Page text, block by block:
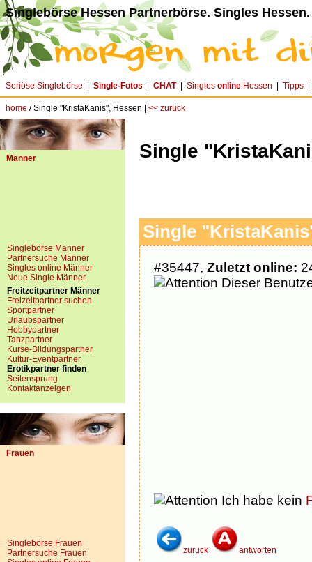
Singlebörse Hessen Partnerbörse. Singles Hessen.
Seriöse Singlebörse Single-Fotos CHAT| Singles online Hessen Tipps
home / Single "KristaKanis", Hessen | << zurück
Männer
Singlebörse Männer
Partnersuche Männer
Singles online Männer
Neue Single Männer
Freitzeitpartner Männer
Freizeitpartner suchen
Sportpartner
Urlaubspartner
Hobbypartner
Tanzpartner
Kurse-Bildungspartner
Kultur-Eventpartner
Erotikpartner finden
Seitensprung
Kontaktanzeigen
Frauen
Singlebörse Frauen
Partnersuche Frauen
Single
Single
#35447, Zuletzt online:
Dieser
Ich habe kein
zurück antworten